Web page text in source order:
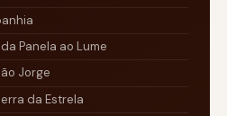
Panela ao Lume
Jorge
da Estrela